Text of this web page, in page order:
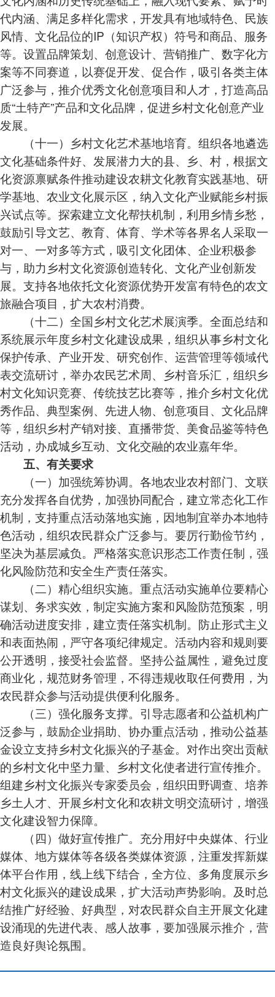
代内涵、满足多样化需求，开发具有地域特色、民族
风情、文化品位的IP（知识产权）符号和商品、服务
等。设置品牌策划、创意设计、营销推广、数字化方
案等不同赛道，以赛促开发、促合作，吸引各类主体
广泛参与，推介优秀文化创意项目和人才，打造高品
质“土特产”产品和文化品牌，促进乡村文化创意产业
发展。
（十一）乡村文化艺术基地培育。组织各地遴选
文化基础条件好、发展潜力大的县、乡、村，根据文
化资源禀赋条件推动建设农耕文化教育实践基地、研
学基地、农业文化展示区，纳入文化产业赋能乡村振
兴试点等。探索建立文化帮扶机制，利用乡情乡愁，
鼓励引导文艺、教育、体育、学术等各界名人采取一
对一、一对多等方式，吸引文化团体、企业积极参
与，助力乡村文化资源创造转化、文化产业创新发
展。支持各地依托文化资源优势开发富有特色的农文
旅融合项目，扩大农村消费。
（十二）全国乡村文化艺术展演季。全面总结和
系统展示年度乡村文化建设成果，组织从事乡村文化
保护传承、产业开发、研究创作、运营管理等领域代
表交流研讨，举办农民艺术周、乡村音乐汇，组织乡
村文化知识竞赛、传统技艺比赛等，推介乡村文化优
秀作品、典型案例、先进人物、创意项目、文化品牌
等，组织乡村产销对接、直播带货、美食品鉴等特色
活动，办成城乡互动、文化交融的农业嘉年华。
五、有关要求
（一）加强统筹协调。各地农业农村部门、文联
充分发挥各自优势，加强协同配合，建立常态化工作
机制，支持重点活动落地实施，因地制宜举办本地特
色活动，组织农民群众广泛参与。要厉行勤俭节约，
坚决为基层减负。严格落实意识形态工作责任制，强
化风险防范和安全生产责任落实。
（二）精心组织实施。重点活动实施单位要精心
谋划、务求实效，制定实施方案和风险防范预案，明
确活动进度安排，建立责任落实机制。防止形式主义
和表面热闹，严守各项纪律规定。活动内容和规则要
公开透明，接受社会监督。坚持公益属性，避免过度
商业化，规范财务管理，不得违规收取任何费用，为
农民群众参与活动提供便利化服务。
（三）强化服务支撑。引导志愿者和公益机构广
泛参与，鼓励企业捐助、协办重点活动，推动公益基
金设立支持乡村文化振兴的子基金。对作出突出贡献
的乡村文化中坚力量、乡村文化使者进行宣传推介。
组建乡村文化振兴专家委员会，组织田野调查、培养
乡土人才、开展乡村文化和农耕文明交流研讨，增强
文化建设智力保障。
（四）做好宣传推广。充分用好中央媒体、行业
媒体、地方媒体等各级各类媒体资源，注重发挥新媒
体平台作用，线上线下结合，全方位、多角度展示乡
村文化振兴的建设成果，扩大活动声势影响。及时总
结推广好经验、好典型，对农民群众自主开展文化建
设涌现的先进代表、感人故事，要加强展示推介，营
造良好舆论氛围。